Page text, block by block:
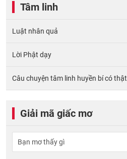
Tâm linh
Luật nhân quả
Lời Phật dạy
Câu chuyện tâm linh huyền bí có thật
Giải mã giấc mơ